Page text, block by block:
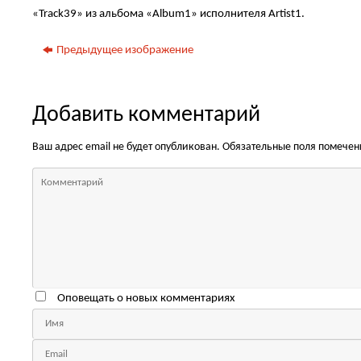
«Track39» из альбома «Album1» исполнителя Artist1.
Предыдущее изображение
Добавить комментарий
Ваш адрес email не будет опубликован. Обязательные поля
Оповещать о новых комментариях